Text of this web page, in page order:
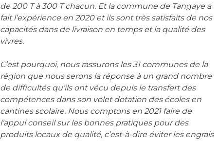
de 200 T à 300 T chacun. Et la commune de Tangaye a
fait l’expérience en 2020 et ils sont très satisfaits de nos
capacités dans de livraison en temps et la qualité des
vivres.
C’est pourquoi, nous rassurons les 31 communes de la
région que nous serons la réponse à un grand nombre
de difficultés qu’ils ont vécu depuis le transfert des
compétences dans son volet dotation des écoles en
cantines scolaire. Nous comptons en 2021 faire de
l’appui conseil sur les bonnes pratiques pour des
produits locaux de qualité, c’est-à-dire éviter les engrais